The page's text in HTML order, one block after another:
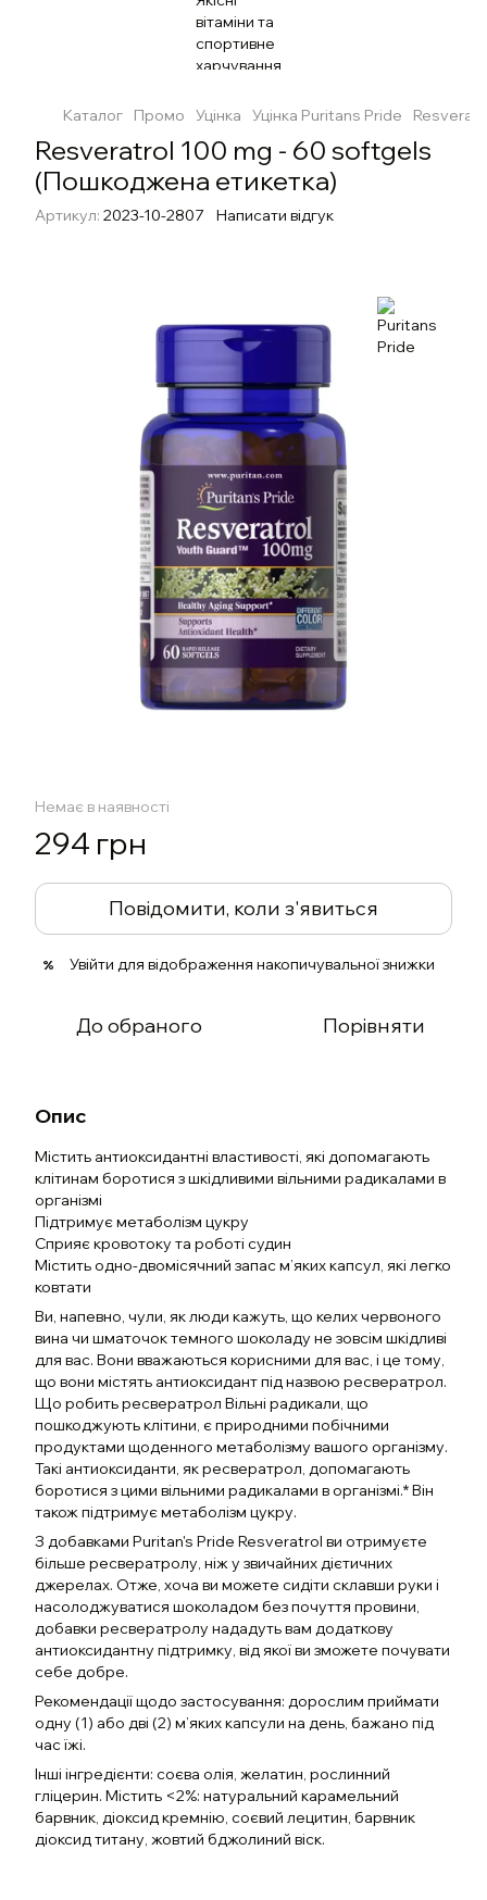
Каталог Промо Уцінка Уцінка Puritans Pride
Resveratrol 100 mg - 60 softgels
(Пошкоджена етикетка)
Артикул: 2023-10-2807 Написати відгук
Немає в наявності
294 грн
Повідомити, коли з'явиться
% Увійти для відображення накопичувальної знижки
До обраного Порівняти
Опис
Містить антиоксидантні властивості, які допомагають
клітинам боротися з шкідливими вільними радикалами в
організмі
Підтримує метаболізм цукру
Сприяє кровотоку та роботі судин
Містить одно-двомісячний запас м’яких капсул, які легко
ковтати
Ви, напевно, чули, як люди кажуть, що келих червоного
вина чи шматочок темного шоколаду не зовсім шкідливі
для вас. Вони вважаються корисними для вас, і це тому,
що вони містять антиоксидант під назвою ресвератрол.
Що робить ресвератрол Вільні радикали, що
пошкоджують клітини, є природними побічними
продуктами щоденного метаболізму вашого організму.
Такі антиоксиданти, як ресвератрол, допомагають
боротися з цими вільними радикалами в організмі.* Він
також підтримує метаболізм цукру.
З добавками Puritan's Pride Resveratrol ви отримуєте
більше ресвератролу, ніж у звичайних дієтичних
джерелах. Отже, хоча ви можете сидіти склавши руки і
насолоджуватися шоколадом без почуття провини,
добавки ресвератролу нададуть вам додаткову
антиоксидантну підтримку, від якої ви зможете почувати
себе добре.
Рекомендації щодо застосування: дорослим приймати
одну (1) або дві (2) м’яких капсули на день, бажано під
час їжі.
Інші інгредієнти: соєва олія, желатин, рослинний
гліцерин. Містить <2%: натуральний карамельний
барвник, діоксид кремнію, соєвий лецитин, барвник
діоксид титану, жовтий бджолиний віск.